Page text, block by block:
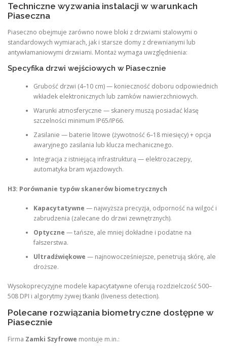
Techniczne wyzwania instalacji w warunkach
Piaseczna
Piaseczno obejmuje zarówno nowe bloki z drzwiami stalowymi o
standardowych wymiarach, jak i starsze domy z drewnianymi lub
antywłamaniowymi drzwiami. Montaż wymaga uwzględnienia:
Specyfika drzwi wejściowych w Piasecznie
Grubość drzwi (4–10 cm) — konieczność doboru odpowiednich
wkładek elektronicznych lub zamków nawierzchniowych.
Warunki atmosferyczne — skanery muszą posiadać klasę
szczelności minimum IP65/IP66.
Zasilanie — baterie litowe (żywotność 6–18 miesięcy) + opcja
awaryjnego zasilania lub klucza mechanicznego.
Integracja z istniejącą infrastrukturą — elektrozaczepy,
automatyka bram wjazdowych.
H3: Porównanie typów skanerów biometrycznych
Kapacytatywne — najwyższa precyzja, odporność na wilgoć i
zabrudzenia (zalecane do drzwi zewnętrznych).
Optyczne — tańsze, ale mniej dokładne i podatne na
fałszerstwa.
Ultradźwiękowe — najnowocześniejsze, penetrują skórę, ale
droższe.
Wysokoprecyzyjne modele kapacytatywne oferują rozdzielczość 500–
508 DPI i algorytmy żywej tkanki (liveness detection).
Polecane rozwiązania biometryczne dostępne w
Piasecznie
Firma Zamki Szyfrowe montuje m.in.: